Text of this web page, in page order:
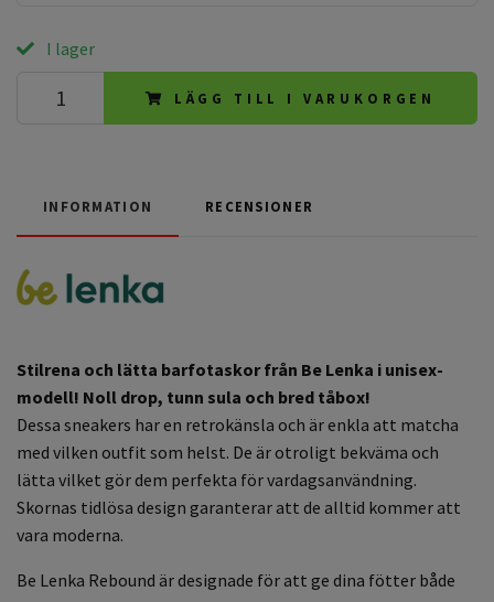
I lager
LÄGG TILL I VARUKORGEN
INFORMATION RECENSIONER
Stilrena och lätta barfotaskor från Be Lenka i unisex-
modell! Noll drop, tunn sula och bred tåbox!
Dessa sneakers har en retrokänsla och är enkla att matcha
med vilken outfit som helst. De är otroligt bekväma och
lätta vilket gör dem perfekta för vardagsanvändning.
Skornas tidlösa design garanterar att de alltid kommer att
vara moderna.
Be Lenka Rebound är designade för att ge dina fötter både